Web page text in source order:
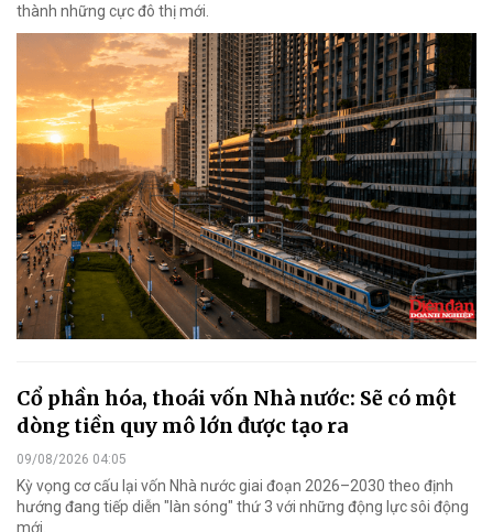
thành những cực đô thị mới.
Cổ phần hóa, thoái vốn Nhà nước: Sẽ có một
dòng tiền quy mô lớn được tạo ra
09/08/2026 04:05
Kỳ vọng cơ cấu lại vốn Nhà nước giai đoạn 2026–2030 theo định
hướng đang tiếp diễn "làn sóng" thứ 3 với những động lực sôi động
mới.